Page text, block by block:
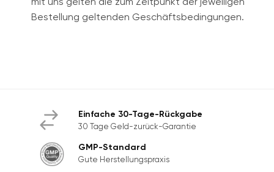
Bestellung geltenden Geschäftsbedingungen.
Einfache 30-Tage-Rückgabe
30 Tage Geld-zurück-Garantie
GMP-Standard
Gute Herstellungspraxis